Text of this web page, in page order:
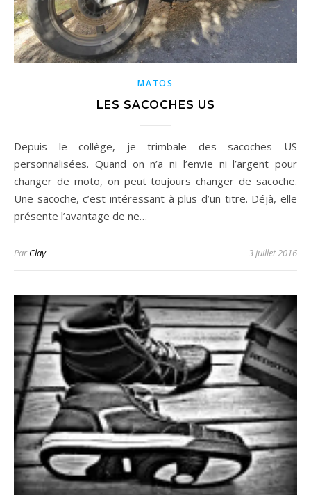
MATOS
LES SACOCHES US
Depuis le collège, je trimbale des sacoches US
personnalisées. Quand on n’a ni l’envie ni l’argent pour
changer de moto, on peut toujours changer de sacoche.
Une sacoche, c’est intéressant à plus d’un titre. Déjà, elle
présente l’avantage de ne…
ParClay 3 juillet 2016